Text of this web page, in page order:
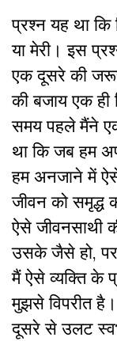
प्रश्न यह था
या मेरी। इस
एक दूसरे की
की बजाय एक ही
समय पहले मैंने
था कि जब हम
हम अनजाने में ऐसे
जीवन को समृद्ध
ऐसे जीवनसाथी
उसके जैसे हो,
मैं ऐसे व्यक्ति के
मुझसे विपरीत
दूसरे से उलट